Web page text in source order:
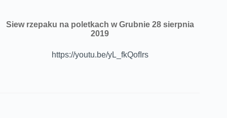
Siew rzepaku na poletkach w Grubnie 28 sierpnia
2019
https://youtu.be/yL_fkQofIrs